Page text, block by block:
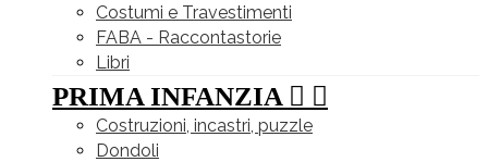
Costumi e Travestimenti
FABA - Raccontastorie
Libri
PRIMA INFANZIA  
Costruzioni, incastri, puzzle
Dondoli